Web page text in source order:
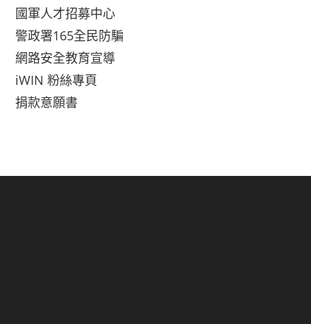
國軍人才招募中心
警政署165全民防騙
網路安全教育宣導
iWIN 粉絲專頁
捐款意願書